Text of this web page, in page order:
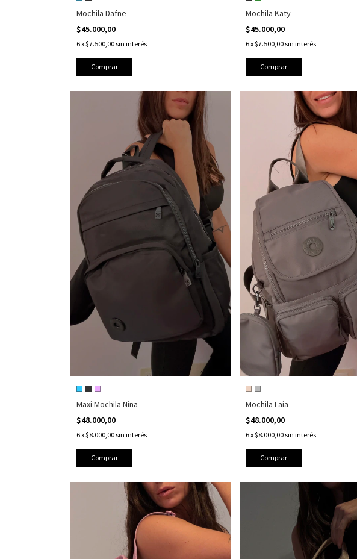
Mochila Dafne
$45.000,00
6x$7.500,00 sin interés
Comprar
Mochila Katy
$45.000,00
6x$7.500,00 sin interés
Comprar
Maxi Mochila Nina
$48.000,00
6x$8.000,00 sin interés
Comprar
Mochila Laia
$48.000,00
6x$8.000,00 sin interés
Comprar